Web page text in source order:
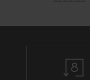
r
a
n